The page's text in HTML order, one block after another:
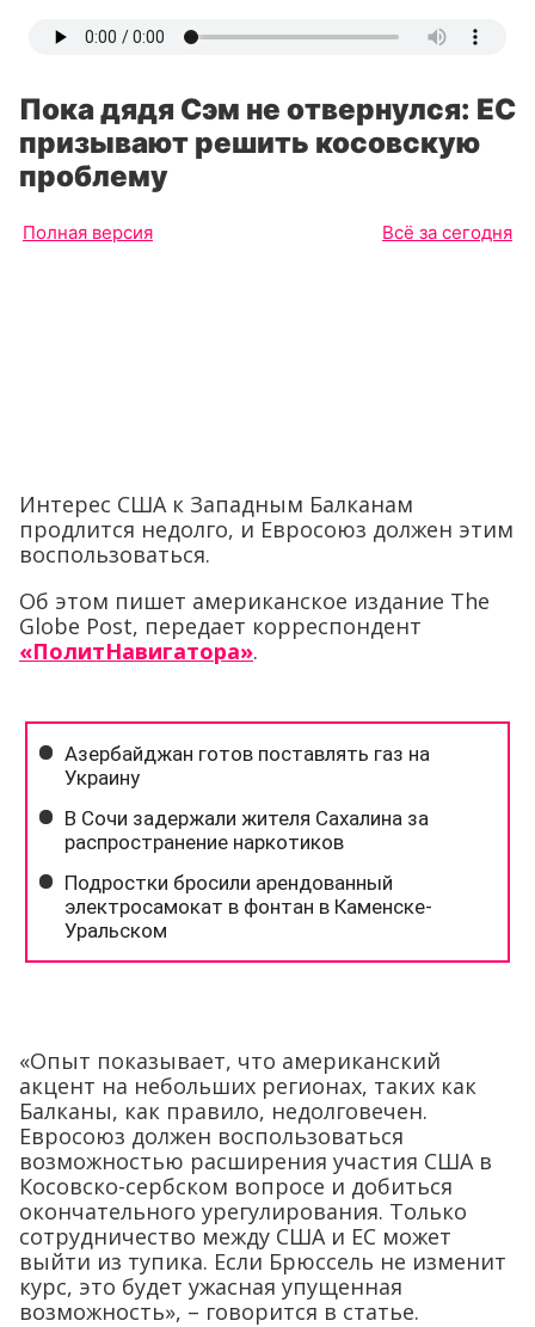
Пока дядя Сэм не отвернулся: ЕС
призывают решить косовскую
проблему
Полная версия Всё за сегодня
Интерес США к Западным Балканам
продлится недолго, и Евросоюз должен этим
воспользоваться.
Об этом пишет американское издание The
Globe Post, передает корреспондент
«ПолитНавигатора».
«Опыт показывает, что американский
акцент на небольших регионах, таких как
Балканы, как правило, недолговечен.
Евросоюз должен воспользоваться
возможностью расширения участия США в
Косовско-сербском вопросе и добиться
окончательного урегулирования. Только
сотрудничество между США и ЕС может
выйти из тупика. Если Брюссель не изменит
курс, это будет ужасная упущенная
возможность», – говорится в статье.